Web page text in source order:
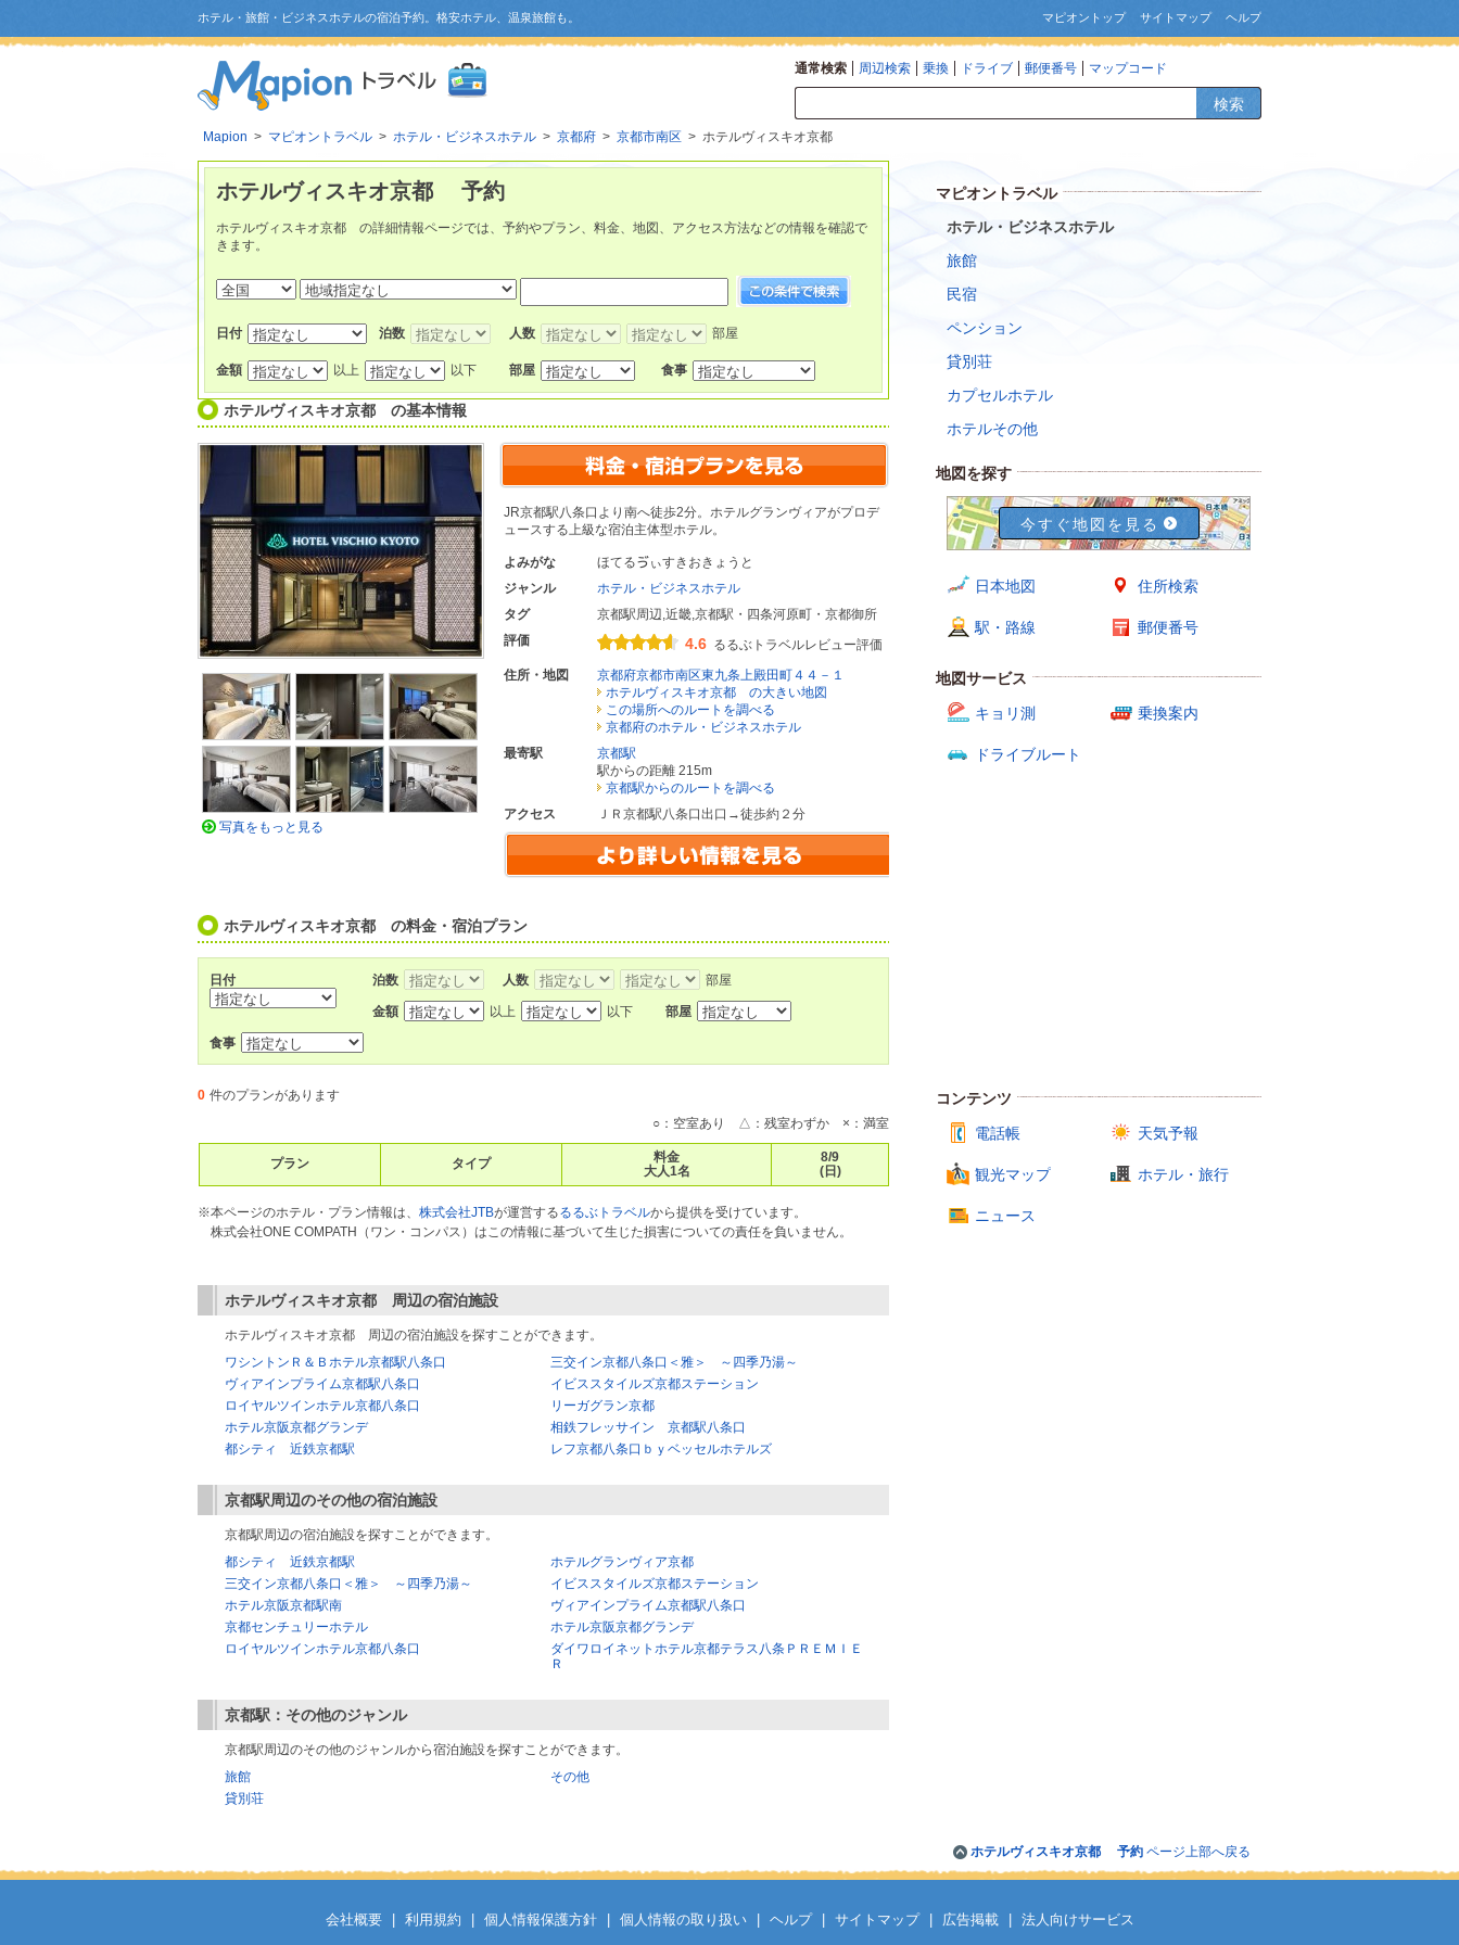
マピオントップ サイトマップ ヘルプ
ホテル・旅館・ビジネスホテルの宿泊予約。格安ホテル、温泉旅館も。
通常検索 周辺検索 乗換 ドライブ 郵便番号 マップコード
検索
Mapion > マピオントラベル > ホテル・ビジネスホテル > 京都府 > 京都市南区 > ホテルヴィスキオ京都
ホテルヴィスキオ京都 予約
ホテルヴィスキオ京都 の詳細情報ページでは、予約やプラン、料金、地図、アクセス方法などの情報を確認で
きます。
日付 泊数 人数 部屋
金額 以上 以下 部屋 食事
ホテルヴィスキオ京都 の基本情報
JR京都駅八条口より南へ徒歩2分。ホテルグランヴィアがプロデ
ュースする上級な宿泊主体型ホテル。
よみがな
ほてるゔぃすきおきょうと
ジャンル
ホテル・ビジネスホテル
タグ
京都駅周辺,近畿,京都駅・四条河原町・京都御所
評価
4.6 るるぶトラベルレビュー評価
住所・地図
京都府京都市南区東九条上殿田町４４－１
ホテルヴィスキオ京都 の大きい地図
この場所へのルートを調べる
京都府のホテル・ビジネスホテル
最寄駅
京都駅
駅からの距離 215m
京都駅からのルートを調べる
アクセス
ＪＲ京都駅八条口出口→徒歩約２分
写真をもっと見る
ホテルヴィスキオ京都 の料金・宿泊プラン
日付 泊数 人数 部屋
金額 以上 以下 部屋
食事
0 件のプランがあります
○：空室あり △：残室わずか ×：満室
プラン タイプ
料金
大人1名
8/9
(日)
※本ページのホテル・プラン情報は、 株式会社JTBが運営するるるぶトラベルから提供を受けています。
株式会社ONE COMPATH（ワン・コンパス）はこの情報に基づいて生じた損害についての責任を負いません。
ホテルヴィスキオ京都 周辺の宿泊施設
ホテルヴィスキオ京都 周辺の宿泊施設を探すことができます。
ワシントンＲ＆Ｂホテル京都駅八条口
三交イン京都八条口＜雅＞ ～四季乃湯～
ヴィアインプライム京都駅八条口
イビススタイルズ京都ステーション
ロイヤルツインホテル京都八条口
リーガグラン京都
ホテル京阪京都グランデ
相鉄フレッサイン 京都駅八条口
都シティ 近鉄京都駅
レフ京都八条口ｂｙベッセルホテルズ
京都駅周辺のその他の宿泊施設
京都駅周辺の宿泊施設を探すことができます。
都シティ 近鉄京都駅
ホテルグランヴィア京都
三交イン京都八条口＜雅＞ ～四季乃湯～
イビススタイルズ京都ステーション
ホテル京阪京都駅南
ヴィアインプライム京都駅八条口
京都センチュリーホテル
ホテル京阪京都グランデ
ロイヤルツインホテル京都八条口
ダイワロイネットホテル京都テラス八条ＰＲＥＭＩＥ
Ｒ
京都駅 ：その他のジャンル
京都駅周辺のその他のジャンルから宿泊施設を探すことができます。
旅館
その他
貸別荘
マピオントラベル
ホテル・ビジネスホテル
旅館
民宿
ペンション
貸別荘
カプセルホテル
ホテルその他
地図を探す
今すぐ地図を見る
日本地図 住所検索
駅・路線 郵便番号
地図サービス
キョリ測
乗換案内
ドライブルート
コンテンツ
電話帳
天気予報
観光マップ ホテル・旅行
ニュース
ホテルヴィスキオ京都 予約 ページ上部へ戻る
会社概要 利用規約 個人情報保護方針 個人情報の取り扱い ヘルプ サイトマップ 広告掲載
法人向けサービス